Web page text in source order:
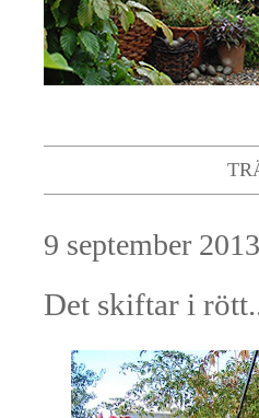
9 september 2013
Det skiftar i